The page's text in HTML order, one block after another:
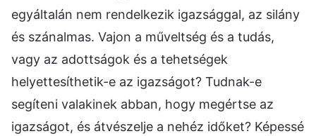
egyáltalán nem rendelkezik igazsággal, az silány
és szánalmas. Vajon a műveltség és a tudás,
vagy az adottságok és a tehetségek
helyettesíthetik-e az igazságot? Tudnak-e
segíteni valakinek abban, hogy megértse az
igazságot, és átvészelje a nehéz időket? Képessé